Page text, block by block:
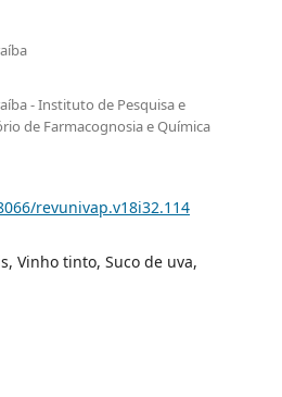
- Instituto de Pesquisa e
de Farmacognosia e Química
revunivap.v18i32.114
Vinho tinto, Suco de uva,